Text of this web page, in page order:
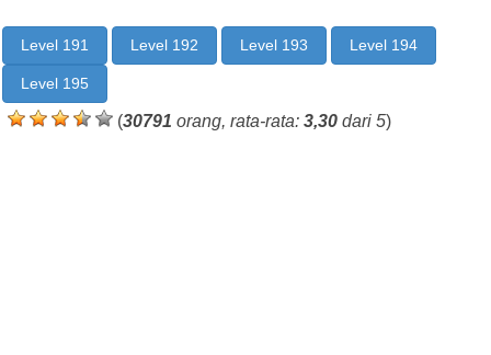
Level 191 Level 192 Level 193 Level 194
Level 195
(30791 orang, rata-rata: 3,30 dari 5)